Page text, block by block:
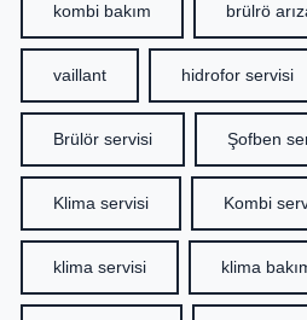
kombi bakım brülrö
vaillant hidrofor servisi
Brülör servisi Şofben
Klima servisi Kombi
klima servisi klima